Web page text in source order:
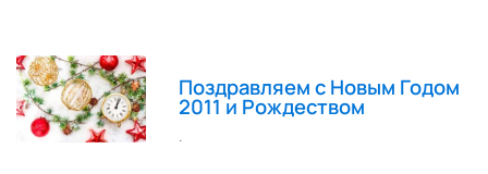
Поздравляем с Новым Годом
2011 и Рождеством
.